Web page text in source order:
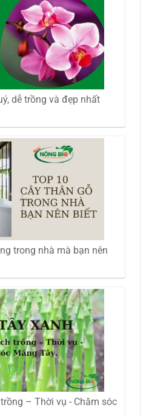
dễ trồng và đẹp nhất
trong nhà mà bạn nên
– Thời vụ - Chăm sóc